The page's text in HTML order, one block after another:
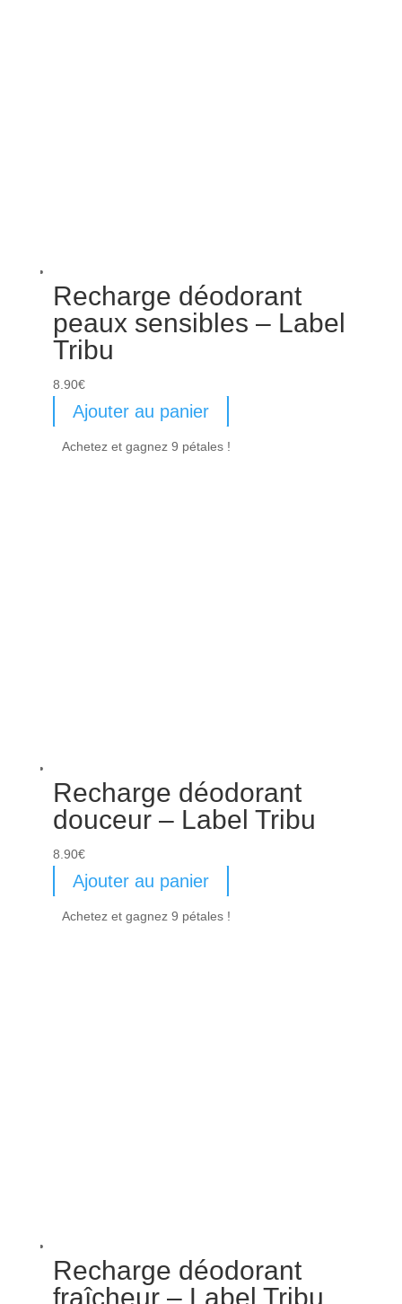
Recharge déodorant
peaux sensibles – Label
Tribu
8.90€
Ajouter au panier
Achetez et gagnez 9 pétales !
Recharge déodorant
douceur – Label Tribu
8.90€
Ajouter au panier
Achetez et gagnez 9 pétales !
Recharge déodorant
fraîcheur – Label Tribu